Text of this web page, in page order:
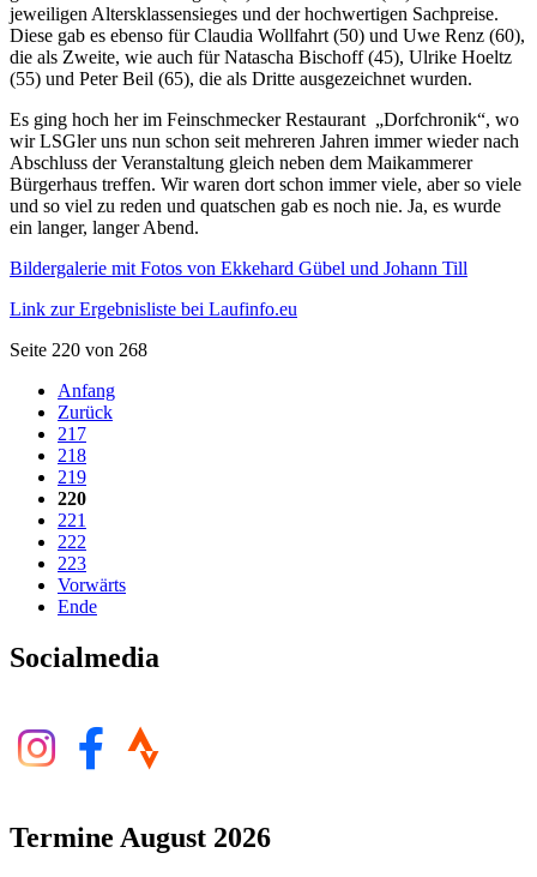
jeweiligen Altersklassensieges und der hochwertigen Sachpreise.
Diese gab es ebenso für Claudia Wollfahrt (50) und Uwe Renz (60),
die als Zweite, wie auch für Natascha Bischoff (45), Ulrike Hoeltz
(55) und Peter Beil (65), die als Dritte ausgezeichnet wurden.
Es ging hoch her im Feinschmecker Restaurant „Dorfchronik“, wo
wir LSGler uns nun schon seit mehreren Jahren immer wieder nach
Abschluss der Veranstaltung gleich neben dem Maikammerer
Bürgerhaus treffen. Wir waren dort schon immer viele, aber so viele
und so viel zu reden und quatschen gab es noch nie. Ja, es wurde
ein langer, langer Abend.
Bildergalerie mit Fotos von Ekkehard Gübel und Johann Till
Link zur Ergebnisliste bei Laufinfo.eu
Seite 220 von 268
Anfang
Zurück
217
218
219
220
221
222
223
Vorwärts
Ende
Socialmedia
Termine August 2026